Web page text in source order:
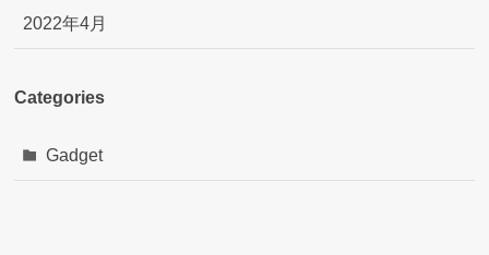
2022年4月
Categories
Gadget